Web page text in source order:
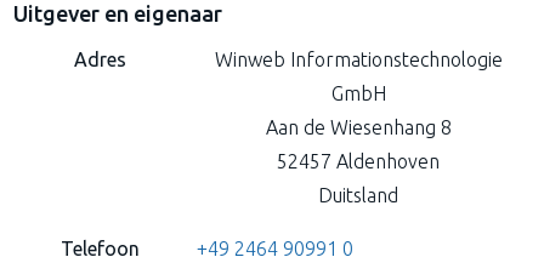
Uitgever en eigenaar
Adres
Winweb Informationstechnologie
GmbH
Aan de Wiesenhang 8
52457 Aldenhoven
Duitsland
Telefoon +49 2464 90991 0